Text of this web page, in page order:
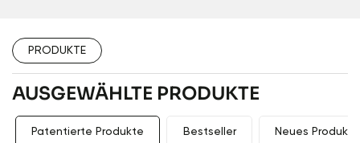
PRODUKTE
AUSGEWÄHLTE PRODUKTE
Patentierte Produkte Bestseller Neues Produkt